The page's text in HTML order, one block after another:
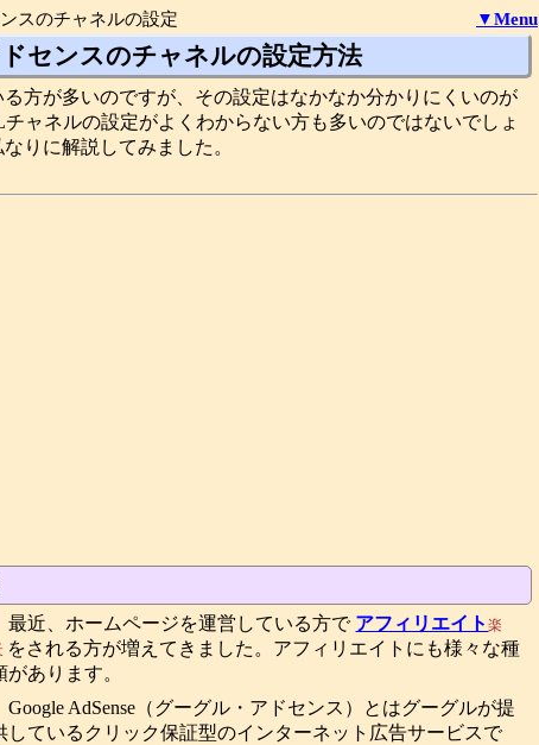
スのチャネルの設定 ▼Menu
センスのチャネルの設定方法
方が多いのですが、その設定はなかなか分かりにくいのが
ャネルの設定がよくわからない方も多いのではないでしょ
りに解説してみました。
最近、ホームページを運営している方で アフィリエイト楽
をされる方が増えてきました。アフィリエイトにも様々な種
があります。
Google AdSense（グーグル・アドセンス）とはグーグルが提
しているクリック保証型のインターネット広告サービスで